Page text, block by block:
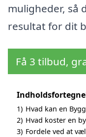
muligheder, så
resultat for dit
Få 3 tilbud,
1) Hvad kan en
2) Hvad koster en
3) Fordele ved at